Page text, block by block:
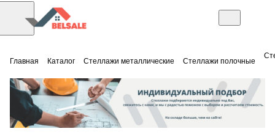
Главная Каталог Стеллажи металлические Стеллажи полочные